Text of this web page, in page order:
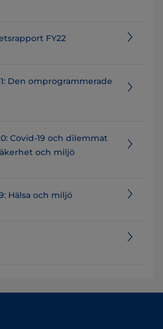
FY22
Den omprogrammerade
Covid-19 och dilemmat
och miljö
Hälsa och miljö